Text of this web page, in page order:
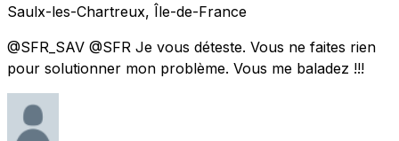
Saulx-les-Chartreux, Île-de-France
@SFR_SAV @SFR Je vous déteste. Vous ne faites rien
pour solutionner mon problème. Vous me baladez !!!